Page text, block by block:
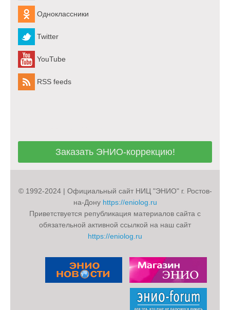
Одноклассники
Twitter
YouTube
RSS feeds
Заказать ЭНИО-коррекцию!
© 1992-2024 | Официальный сайт НИЦ "ЭНИО" г. Ростов-
на-Дону https://eniolog.ru
Приветствуется републикация материалов сайта с
обязательной активной ссылкой на наш сайт
https://eniolog.ru